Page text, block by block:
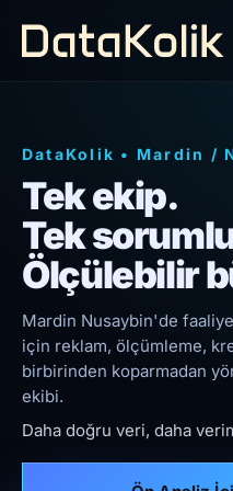
DataKolik • Mardin /
Tek ekip.
Tek
Ölçülebilir
Mardin Nusaybin'de
için reklam, ölçümleme,
birbirinden koparmadan
ekibi.
Daha doğru veri, daha